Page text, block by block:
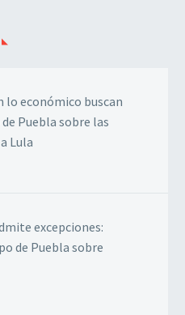
lo económico buscan
Puebla sobre las
Lula
excepciones:
de Puebla sobre